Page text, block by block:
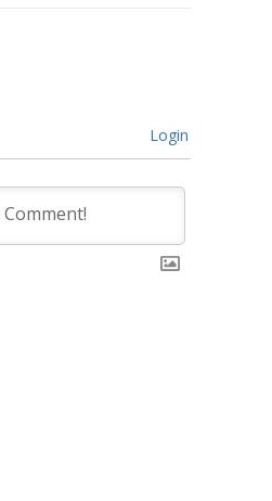
Login